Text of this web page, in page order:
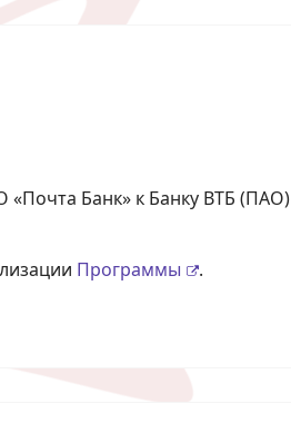
«Почта Банк» к Банку ВТБ (ПАО)
Программы .